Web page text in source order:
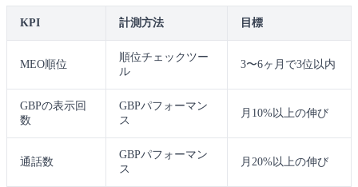
KPI 計測方法 目標
MEO順位
順位チェックツー
ル
3〜6ヶ月で3位以内
GBPの表示回
数
GBPパフォーマン
ス
月10%以上の伸び
通話数
GBPパフォーマン
ス
月20%以上の伸び